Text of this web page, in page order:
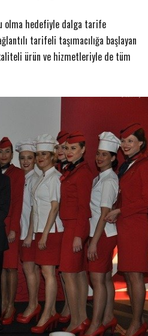
olma hedefiyle dalga tarife
tarifeli taşımacılığa başlayan
ürün ve hizmetleriyle de tüm